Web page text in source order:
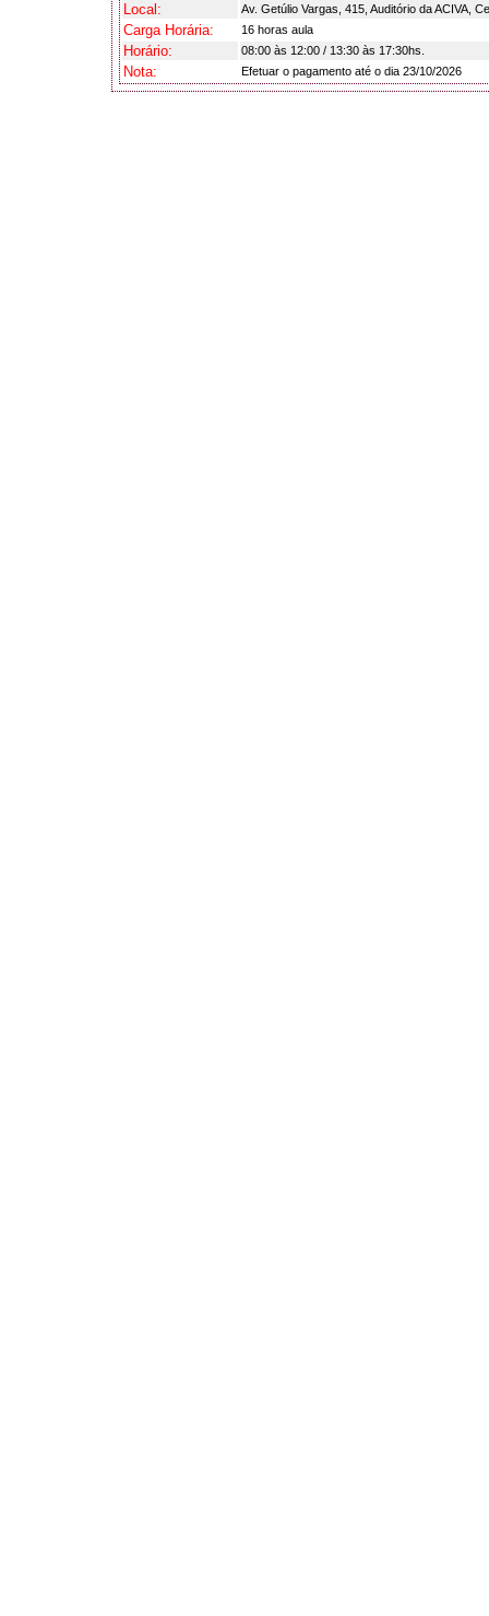
Local: Av. Getúlio Vargas, 415, Auditório da ACIVA,
Carga Horária: 16 horas aula
Horário: 08:00 às 12:00 / 13:30 às 17:30hs.
Nota: Efetuar o pagamento até o dia 23/10/2026